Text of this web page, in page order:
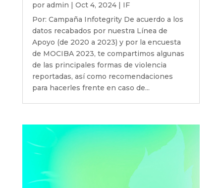
por admin Oct 4, 2024| IF
Por: Campaña Infotegrity De acuerdo a los
datos recabados por nuestra Línea de
Apoyo (de 2020 a 2023) y por la encuesta
de MOCIBA 2023, te compartimos algunas
de las principales formas de violencia
reportadas, así como recomendaciones
para hacerles frente en caso de...